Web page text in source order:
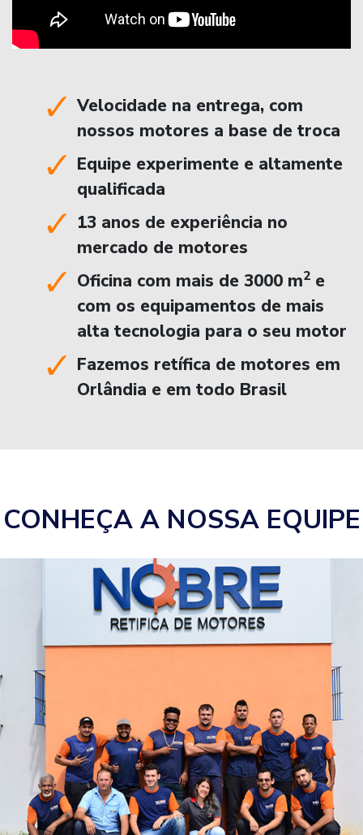
Velocidade na entrega, com
nossos motores a base de troca
Equipe experimente e altamente
qualificada
13 anos de experiência no
mercado de motores
Oficina com mais de 3000 m2 e
com os equipamentos de mais
alta tecnologia para o seu motor
Fazemos retífica de motores em
Orlândia e em todo Brasil
CONHEÇA A NOSSA EQUIPE